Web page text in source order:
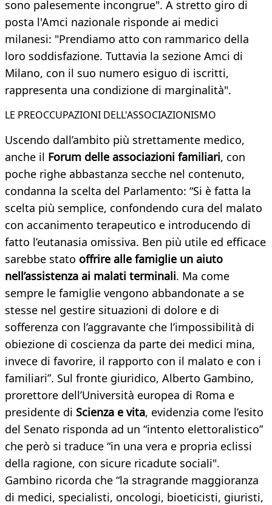
sono palesemente incongrue". A stretto giro di
posta l'Amci nazionale risponde ai medici
milanesi: "Prendiamo atto con rammarico della
loro soddisfazione. Tuttavia la sezione Amci di
Milano, con il suo numero esiguo di iscritti,
rappresenta una condizione di marginalità".
LE PREOCCUPAZIONI DELL'ASSOCIAZIONISMO
Uscendo dall’ambito più strettamente medico,
anche il Forum delle associazioni familiari, con
poche righe abbastanza secche nel contenuto,
condanna la scelta del Parlamento: “Si è fatta la
scelta più semplice, confondendo cura del malato
con accanimento terapeutico e introducendo di
fatto l’eutanasia omissiva. Ben più utile ed efficace
sarebbe stato offrire alle famiglie un aiuto
nell’assistenza ai malati terminali. Ma come
sempre le famiglie vengono abbandonate a se
stesse nel gestire situazioni di dolore e di
sofferenza con l’aggravante che l’impossibilità di
obiezione di coscienza da parte dei medici mina,
invece di favorire, il rapporto con il malato e con i
familiari”. Sul fronte giuridico, Alberto Gambino,
prorettore dell’Università europea di Roma e
presidente di Scienza e vita, evidenzia come l’esito
del Senato risponda ad un “intento elettoralistico”
che però si traduce “in una vera e propria eclissi
della ragione, con sicure ricadute sociali".
Gambino ricorda che “la stragrande maggioranza
di medici, specialisti, oncologi, bioeticisti, giuristi,